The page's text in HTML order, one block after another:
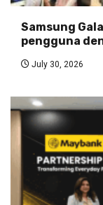
Samsung
pengguna
July 30, 2026